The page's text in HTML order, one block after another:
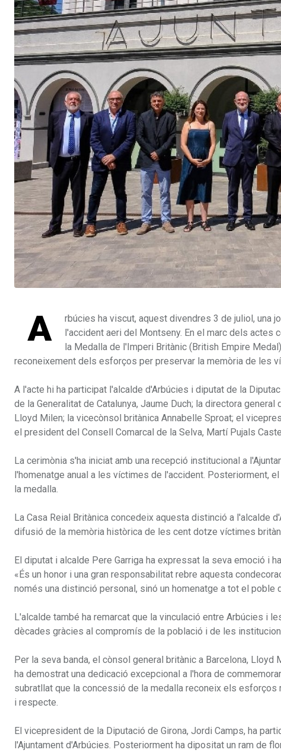
A
rbúcies ha viscut, aquest divendres 3 de juliol, una
l'accident aeri del Montseny. En el marc dels actes
la Medalla de l'Imperi Britànic (British Empire
reconeixement dels esforços per preservar la memòria de les
A l'acte hi ha participat l'alcalde d'Arbúcies i diputat de la
de la Generalitat de Catalunya, Jaume Duch; la directora
Lloyd Milen; la vicecònsol britànica Annabelle Sproat; el
el president del Consell Comarcal de la Selva, Martí Pujals
La cerimònia s'ha iniciat amb una recepció institucional a
l'homenatge anual a les víctimes de l'accident. Posteriorment,
la medalla.
La Casa Reial Britànica concedeix aquesta distinció a
difusió de la memòria històrica de les cent dotze víctimes
El diputat i alcalde Pere Garriga ha expressat la seva emoció i
«És un honor i una gran responsabilitat rebre aquesta
només una distinció personal, sinó un homenatge a tot el poble
L'alcalde també ha remarcat que la vinculació entre Arbúcies i
dècades gràcies al compromís de la població i de les
Per la seva banda, el cònsol general britànic a Barcelona,
ha demostrat una dedicació excepcional a l'hora de
subratllat que la concessió de la medalla reconeix els
i respecte.
El vicepresident de la Diputació de Girona, Jordi Camps, ha
l'Ajuntament d'Arbúcies. Posteriorment ha dipositat un ram de